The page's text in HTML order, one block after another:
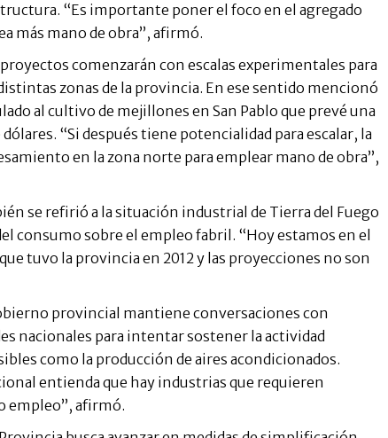
“Es importante poner el foco en el agregado
más mano de obra”, afirmó.
comenzarán con escalas experimentales para
zonas de la provincia. En ese sentido mencionó
al cultivo de mejillones en San Pablo que prevé una
“Si después tiene potencialidad para escalar, la
en la zona norte para emplear mano de obra”,
se refirió a la situación industrial de Tierra del Fuego
consumo sobre el empleo fabril. “Hoy estamos en el
tuvo la provincia en 2012 y las proyecciones no son
provincial mantiene conversaciones con
nacionales para intentar sostener la actividad
como la producción de aires acondicionados.
entienda que hay industrias que requieren
empleo”, afirmó.